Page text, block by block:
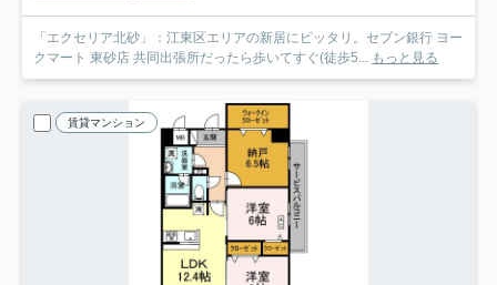
「エクセリア北砂」：江東区エリアの新居にピッタリ。セブン銀行 ヨー
クマート 東砂店 共同出張所だったら歩いてすぐ(徒歩5... もっと見る
賃貸マンション